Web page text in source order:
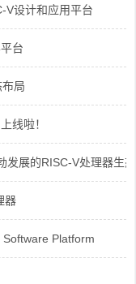
V设计和应用平台
台
局
线啦！
展的RISC-V处理器生态
器
Platform